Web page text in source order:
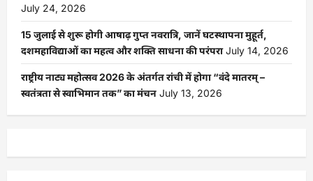
July 24, 2026
15 जुलाई से शुरू होगी आषाढ़ गुप्त नवरात्रि, जानें घटस्थापना मुहूर्त,
दशमहाविद्याओं का महत्व और शक्ति साधना की परंपरा July 14, 2026
राष्ट्रीय नाट्य महोत्सव 2026 के अंतर्गत रांची में होगा “वंदे मातरम् –
स्वतंत्रता से स्वाभिमान तक” का मंचन July 13, 2026